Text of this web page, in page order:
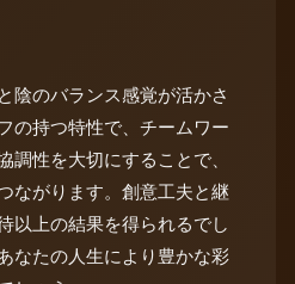
陰のバランス感覚が活かさ
の持つ特性で、チームワー
調性を大切にすることで、
ながります。創意工夫と継
以上の結果を得られるでし
なたの人生により豊かな彩